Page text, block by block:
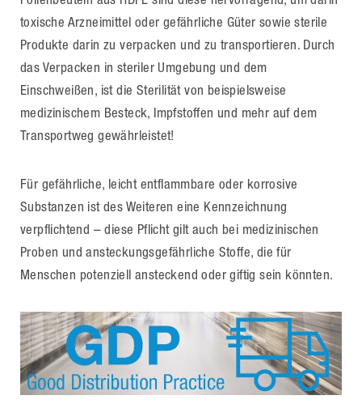
toxische Arzneimittel oder gefährliche Güter sowie sterile
Produkte darin zu verpacken und zu transportieren. Durch
das Verpacken in steriler Umgebung und dem
Einschweißen, ist die Sterilität von beispielsweise
medizinischem Besteck, Impfstoffen und mehr auf dem
Transportweg gewährleistet!
Für gefährliche, leicht entflammbare oder korrosive
Substanzen ist des Weiteren eine Kennzeichnung
verpflichtend – diese Pflicht gilt auch bei medizinischen
Proben und ansteckungsgefährliche Stoffe, die für
Menschen potenziell ansteckend oder giftig sein könnten.